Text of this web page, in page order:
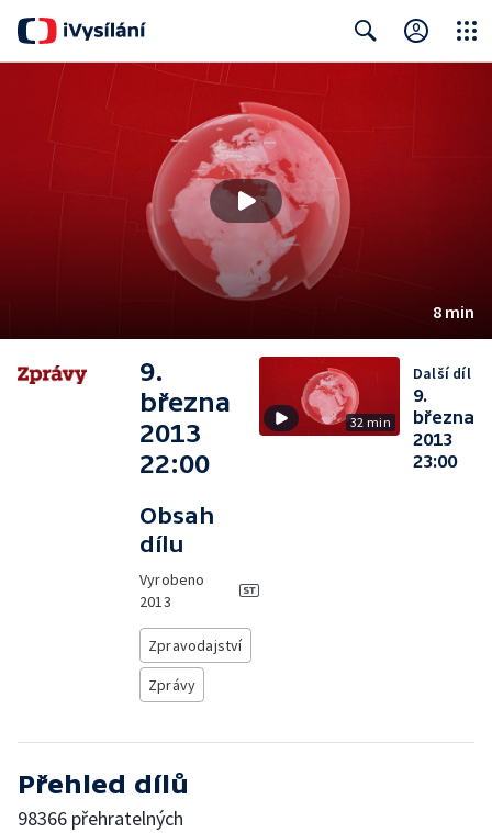
8 min
9.
března
2013
22:00
Obsah
dílu
Vyrobeno
2013
Zpravodajství
Zprávy
32 min
Další díl
9.
března
2013
23:00
Přehled dílů
98366 přehratelných